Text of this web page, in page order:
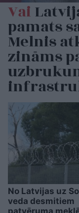
Vai
pamats
Melnis
zināms
No Latvijas uz
veda desmitiem